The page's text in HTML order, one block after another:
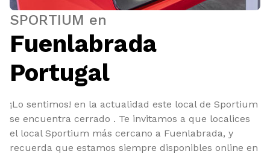
SPORTIUM en
Fuenlabrada
Portugal
¡Lo sentimos! en la actualidad este local de Sportium
se encuentra cerrado . Te invitamos a que localices
el local Sportium más cercano a Fuenlabrada, y
recuerda que estamos siempre disponibles online en